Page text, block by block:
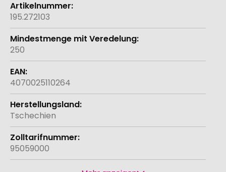
195.272103
250
4070025110264
Tschechien
95059000